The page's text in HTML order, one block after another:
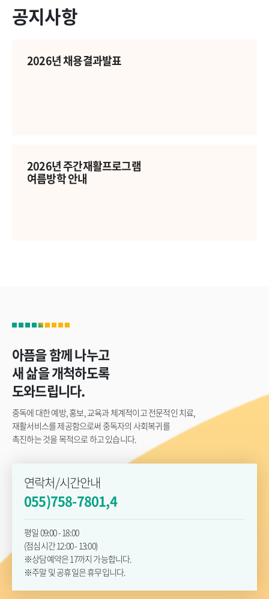
공지사항
2026년 채용결과발표
2026년 주간재활프로그램
여름방학 안내
아픔을 함께 나누고
새 삶을 개척하도록
도와드립니다.
중독에 대한 예방, 홍보, 교육과 체계적이고 전문적인 치료,
재활서비스를 제공함으로써 중독자의 사회복귀를
촉진하는 것을 목적으로 하고 있습니다.
연락처/시간안내
055)758-7801,4
평일 09:00 - 18:00
(점심시간 12:00 - 13:00)
※상담예약은 17까지 가능합니다.
※주말 및 공휴일은 휴무입니다.